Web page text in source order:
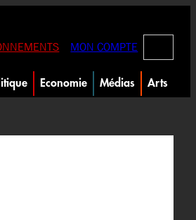
MON COMPTE
Economie Médias Arts